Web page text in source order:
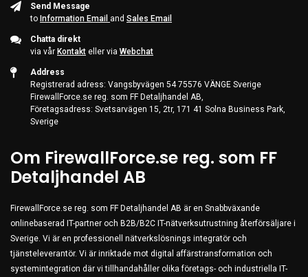
Photo & Video
Office Supplies
Phones & PBX
Network Equipment
Printers & Accessories
Beauty & Healthcare
Software
Service & Support
Send Message
to Information Email and Sales Email
Chatta direkt
via vår Kontakt eller via Webchat
Address
Registrerad adress: Vangsbyvägen 54 75576 VÄNGE Sverige
FirewallForce.se reg. som FF Detaljhandel AB,
Företagsadress: Svetsarvägen 15, 2tr, 171 41 Solna Business Park,
Sverige
Om FirewallForce.se reg. som FF
Detaljhandel AB
FirewallForce.se reg. som FF Detaljhandel AB är en Snabbväxande
onlinebaserad IT-partner och B2B/B2C IT-nätverksutrustning återförsäljare i
Sverige. Vi är en professionell nätverkslösnings integratör och
tjänsteleverantör. Vi är inriktade mot digital affärstransformation och
systemintegration där vi tillhandahåller olika företags- och industriella IT-